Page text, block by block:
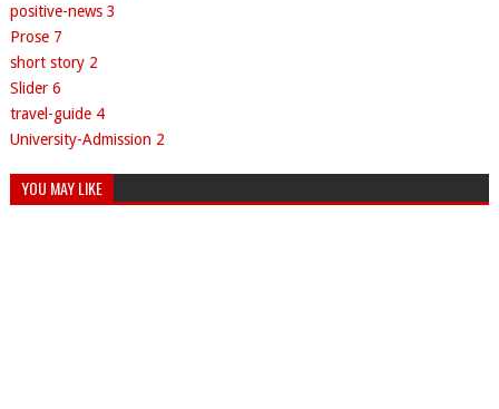
positive-news 3
Prose 7
short story 2
Slider 6
travel-guide 4
University-Admission 2
YOU MAY LIKE